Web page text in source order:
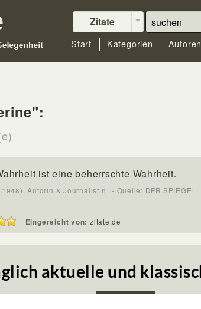
Zitate
Start Kategorien Autoren
ist eine beherrschte Wahrheit.
Autorin & Journalistin - Quelle: DER SPIEGEL
Eingereicht von: zitate.de